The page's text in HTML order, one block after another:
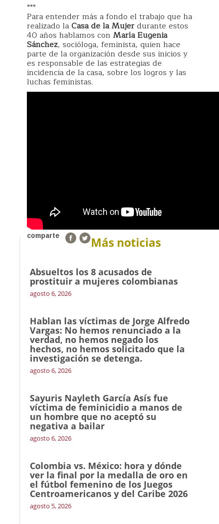
***
Para entender más a fondo el trabajo que ha
realizado laCasa de la Mujerdurante estos
40 años hablamos con María Eugenia
Sánchez, socióloga, feminista, quien hace
parte de la organización desde sus inicios y
es responsable de las estrategias de
incidencia de la casa, sobre los logros y las
luchas feministas.
comparte Más noticias
Absueltos los 8 acusados de
prostituir a mujeres colombianas
agosto 6, 2026
Hablan las víctimas de Jorge Alfredo
Vargas: No hemos renunciado a la
verdad, no hemos negado los
hechos, no hemos solicitado que la
investigación se detenga.
agosto 6, 2026
Sayuris Nayleth García Asís fue
víctima de feminicidio a manos de
un hombre que no aceptó su
negativa a bailar
agosto 6, 2026
Colombia vs. México: hora y dónde
ver la final por la medalla de oro en
el fútbol femenino de los Juegos
Centroamericanos y del Caribe 2026
agosto 5, 2026